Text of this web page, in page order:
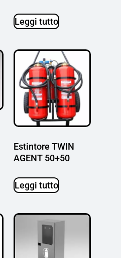
Leggi tutto
Estintore TWIN
AGENT 50+50
Leggi tutto